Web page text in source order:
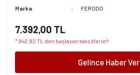
Marka FERODO
7.392,00 TL
* 843,92 TL den başlayan taksitlerle!!
Gelince Haber Ver